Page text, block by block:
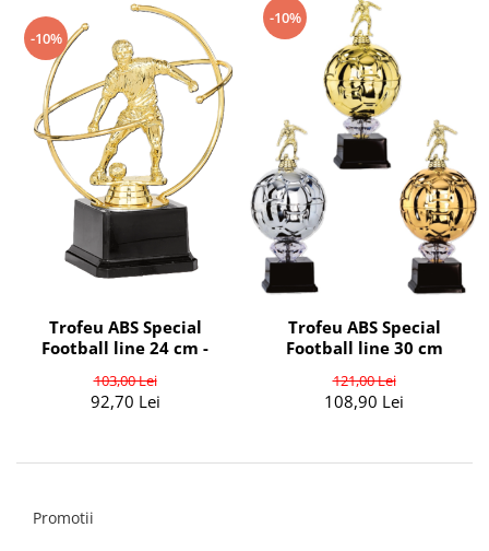
-10%
Trofeu ABS Special
Football line 24 cm -
103,00 Lei
92,70 Lei
-10%
Trofeu ABS Special
Football line 30 cm
121,00 Lei
108,90 Lei
Promotii